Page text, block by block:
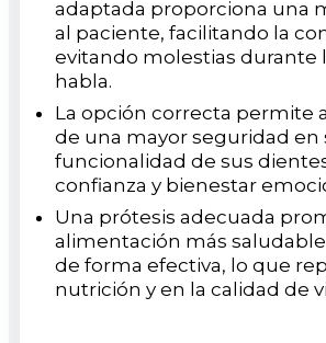
adaptada proporciona una
al paciente, facilitando la
evitando molestias durante
habla.
La opción correcta permite
de una mayor seguridad en
funcionalidad de sus
confianza y bienestar
Una prótesis adecuada
alimentación más
de forma efectiva, lo que
nutrición y en la calidad de